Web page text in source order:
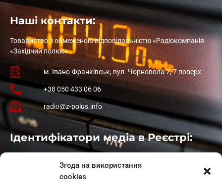
Згода на використання
cookies
Наші контакти:
Товариство з обмеженою відповідальністю «Радіокомпанія
«Західний полюс»
м. Івано-Франківськ, вул. Чорновола 7, 7 поверх
+38 050 433 06 06
radio@z-polus.info
Ідентифікатори медіа в Реєстрі:
: L11-01410
: L11-01801